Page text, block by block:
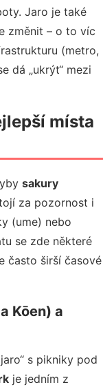
Jaro je také
změnit – o to víc
(metro,
dá „ukrýt“ mezi
místa
sakury
za pozornost i
(ume) nebo
se zde některé
často širší časové
Kōen) a
s pikniky pod
je jedním z